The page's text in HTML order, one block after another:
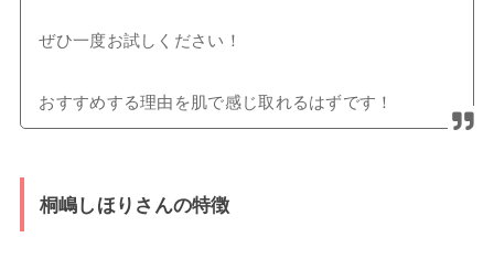
ぜひ一度お試しください！
おすすめする理由を肌で感じ取れるはずです！
桐嶋しほりさんの特徴